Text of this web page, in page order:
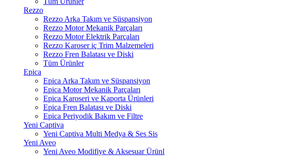
Rezzo
Rezzo Arka Takım ve Süspansiyon
Rezzo Motor Mekanik Parçaları
Rezzo Motor Elektrik Parçaları
Rezzo Karoser iç Trim Malzemeleri
Rezzo Fren Balatası ve Diski
Tüm Ürünler
Epica
Epica Arka Takım ve Süspansiyon
Epica Motor Mekanik Parçaları
Epica Karoseri ve Kaporta Ürünleri
Epica Fren Balatası ve Diski
Epica Periyodik Bakım ve Filtre
Yeni Captiva
Yeni Captiva Multi Medya & Ses Sis
Yeni Aveo
Yeni Aveo Modifiye & Aksesuar Ürünl